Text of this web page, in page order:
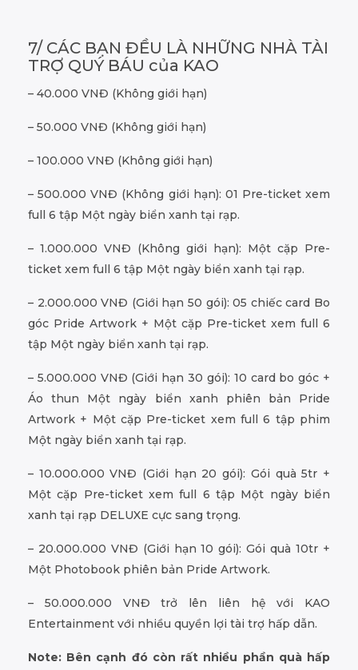
7/ CÁC BẠN ĐỀU LÀ NHỮNG NHÀ TÀI
TRỢ QUÝ BÁU của KAO
– 40.000 VNĐ (Không giới hạn)
– 50.000 VNĐ (Không giới hạn)
– 100.000 VNĐ (Không giới hạn)
– 500.000 VNĐ (Không giới hạn): 01 Pre-ticket xem
full 6 tập Một ngày biển xanh tại rạp.
– 1.000.000 VNĐ (Không giới hạn): Một cặp Pre-
ticket xem full 6 tập Một ngày biển xanh tại rạp.
– 2.000.000 VNĐ (Giới hạn 50 gói): 05 chiếc card Bo
góc Pride Artwork + Một cặp Pre-ticket xem full 6
tập Một ngày biển xanh tại rạp.
– 5.000.000 VNĐ (Giới hạn 30 gói): 10 card bo góc +
Áo thun Một ngày biển xanh phiên bản Pride
Artwork + Một cặp Pre-ticket xem full 6 tập phim
Một ngày biển xanh tại rạp.
– 10.000.000 VNĐ (Giới hạn 20 gói): Gói quà 5tr +
Một cặp Pre-ticket xem full 6 tập Một ngày biển
xanh tại rạp DELUXE cực sang trọng.
– 20.000.000 VNĐ (Giới hạn 10 gói): Gói quà 10tr +
Một Photobook phiên bản Pride Artwork.
– 50.000.000 VNĐ trở lên liên hệ với KAO
Entertainment với nhiều quyền lợi tài trợ hấp dẫn.
Note: Bên cạnh đó còn rất nhiều phần quà hấp